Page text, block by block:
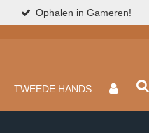
Ophalen in Gameren!
TWEEDE HANDS